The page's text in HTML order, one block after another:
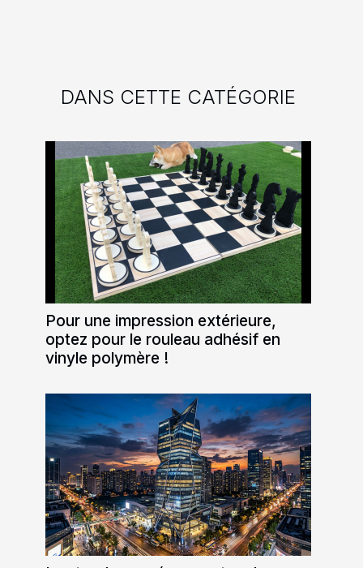
DANS CETTE CATÉGORIE
Pour une impression extérieure,
optez pour le rouleau adhésif en
vinyle polymère !